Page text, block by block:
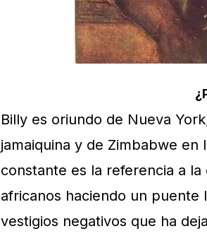
Billy es oriundo de Nueva
jamaiquina y de Zimbabwe
constante es la referencia a
africanos haciendo un puente
vestigios negativos que ha